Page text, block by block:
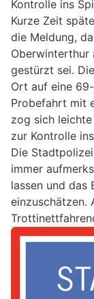
Kontrolle ins
Kurze Zeit
die Meldung,
Oberwinterthur
gestürzt sei.
Ort auf eine
Probefahrt mit
zog sich
zur Kontrolle
Die
immer
lassen und das
einzuschätzen.